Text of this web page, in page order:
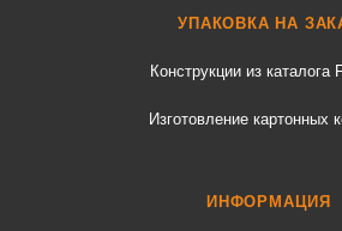
УПАКОВКА НА
Конструкции из каталога
Изготовление картонных
ИНФОРМАЦИЯ